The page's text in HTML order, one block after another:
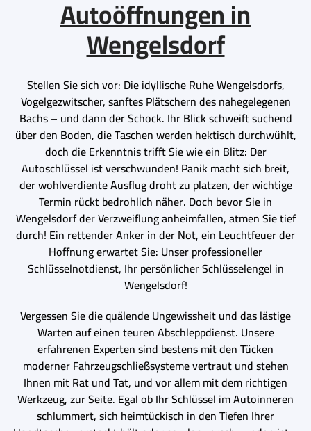
Autoöffnungen in
Wengelsdorf
Stellen Sie sich vor: Die idyllische Ruhe Wengelsdorfs,
Vogelgezwitscher, sanftes Plätschern des nahegelegenen
Bachs – und dann der Schock. Ihr Blick schweift suchend
über den Boden, die Taschen werden hektisch durchwühlt,
doch die Erkenntnis trifft Sie wie ein Blitz: Der
Autoschlüssel ist verschwunden! Panik macht sich breit,
der wohlverdiente Ausflug droht zu platzen, der wichtige
Termin rückt bedrohlich näher. Doch bevor Sie in
Wengelsdorf der Verzweiflung anheimfallen, atmen Sie tief
durch! Ein rettender Anker in der Not, ein Leuchtfeuer der
Hoffnung erwartet Sie: Unser professioneller
Schlüsselnotdienst, Ihr persönlicher Schlüsselengel in
Wengelsdorf!
Vergessen Sie die quälende Ungewissheit und das lästige
Warten auf einen teuren Abschleppdienst. Unsere
erfahrenen Experten sind bestens mit den Tücken
moderner Fahrzeugschließsysteme vertraut und stehen
Ihnen mit Rat und Tat, und vor allem mit dem richtigen
Werkzeug, zur Seite. Egal ob Ihr Schlüssel im Autoinneren
schlummert, sich heimtückisch in den Tiefen Ihrer